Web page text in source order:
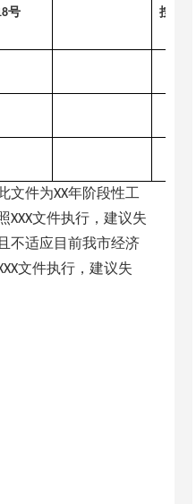
号
按照
文件为XX年阶段性工
XXX文件执行，建议失
不适应目前我市经济
文件执行，建议失